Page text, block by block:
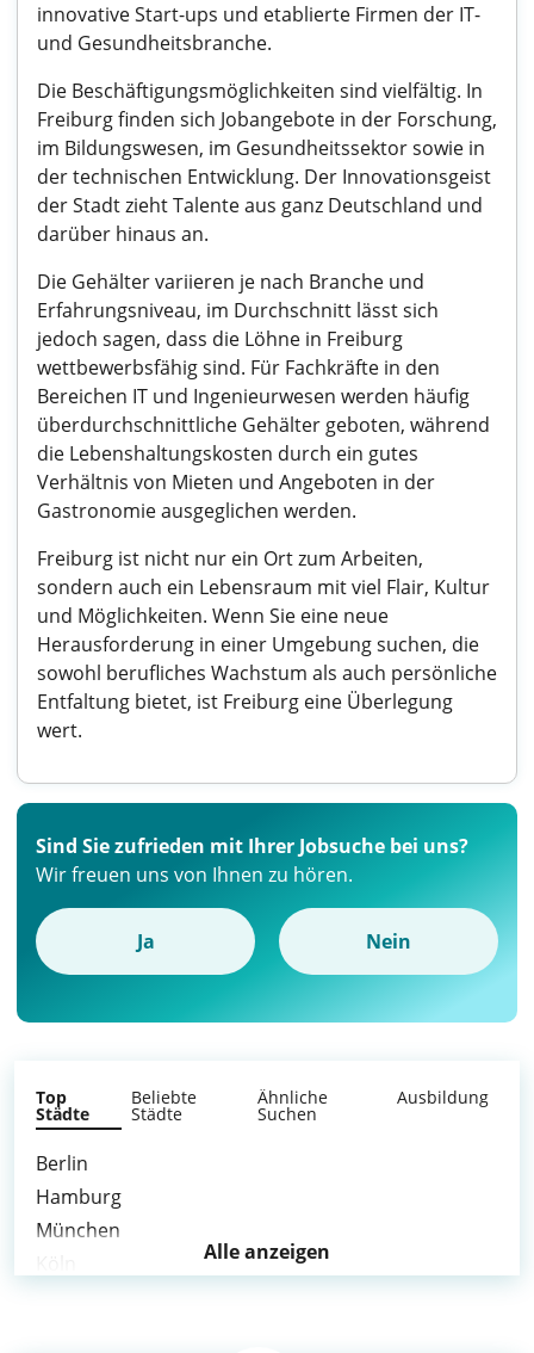
innovative Start-ups und etablierte Firmen der IT-
und Gesundheitsbranche.
Die Beschäftigungsmöglichkeiten sind vielfältig. In
Freiburg finden sich Jobangebote in der Forschung,
im Bildungswesen, im Gesundheitssektor sowie in
der technischen Entwicklung. Der Innovationsgeist
der Stadt zieht Talente aus ganz Deutschland und
darüber hinaus an.
Die Gehälter variieren je nach Branche und
Erfahrungsniveau, im Durchschnitt lässt sich
jedoch sagen, dass die Löhne in Freiburg
wettbewerbsfähig sind. Für Fachkräfte in den
Bereichen IT und Ingenieurwesen werden häufig
überdurchschnittliche Gehälter geboten, während
die Lebenshaltungskosten durch ein gutes
Verhältnis von Mieten und Angeboten in der
Gastronomie ausgeglichen werden.
Freiburg ist nicht nur ein Ort zum Arbeiten,
sondern auch ein Lebensraum mit viel Flair, Kultur
und Möglichkeiten. Wenn Sie eine neue
Herausforderung in einer Umgebung suchen, die
sowohl berufliches Wachstum als auch persönliche
Entfaltung bietet, ist Freiburg eine Überlegung
wert.
Sind Sie zufrieden mit Ihrer Jobsuche bei uns?
Wir freuen uns von Ihnen zu hören.
Ja Nein
Top
Städte
Beliebte
Städte
Ähnliche
Suchen
Ausbildung
Berlin
Hamburg
München
Alle anzeigen